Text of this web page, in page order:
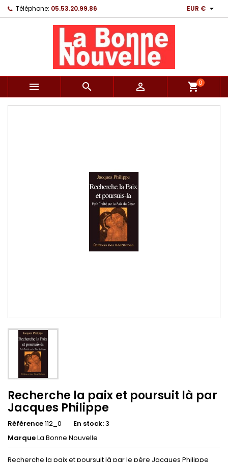
Téléphone: 05.53.20.99.86 EUR € 
   shopping_cart0
Recherche la paix et poursuit là par
Jacques Philippe
Référence112_0 En stock:3
MarqueLa Bonne Nouvelle
Recherche la paix et poursuit là par le père Jacques Philippe